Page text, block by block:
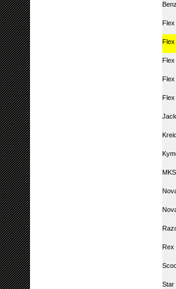
Rex
Star